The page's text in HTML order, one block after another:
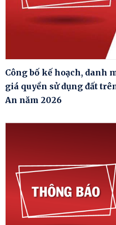
Công bố kế hoạch, danh
giá quyền sử dụng đất
An năm 2026